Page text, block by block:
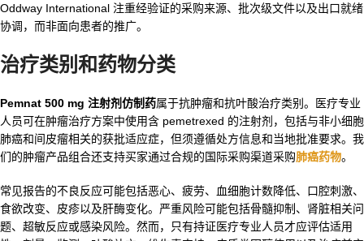
Oddway International 注重经验证的采购来源、批次级文件以及出口就绪
协调，而非面向患者的推广。
治疗类别和药物分类
Pemnat 500 mg 注射剂仿制药属于抗肿瘤和抗叶酸治疗类别。医疗专业
人员可在肿瘤治疗方案中使用含 pemetrexed 的注射剂，包括与非小细胞
肺癌和间皮瘤相关的获批适应症，但须遵循处方信息和当地批准要求。我
们的肿瘤产品组合还支持买家通过合规的国际采购渠道采购肺癌药物。
常见报告的不良反应可能包括恶心、疲劳、血细胞计数降低、口腔刺激、
食欲改变、皮疹以及肝酶变化。严重风险可能包括骨髓抑制、肾脏相关问
题、超敏反应或感染风险。然而，只有持证医疗专业人员才应评估适用